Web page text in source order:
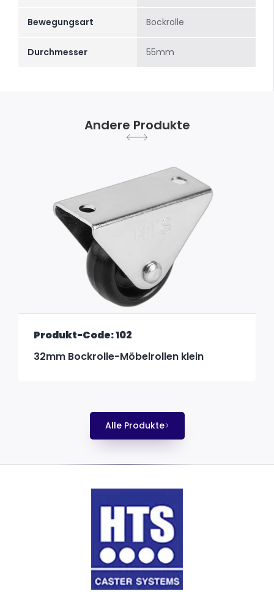
Bewegungsart Bockrolle
Durchmesser 55mm
Andere Produkte
Produkt-Code: 102
32mm Bockrolle-Möbelrollen klein
Alle Produkte